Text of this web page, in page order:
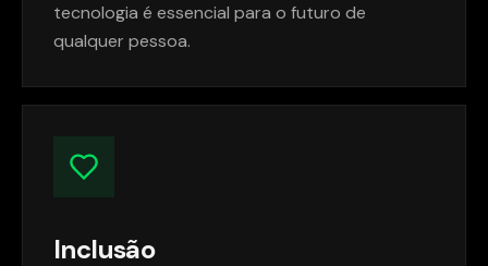
tecnologia é essencial para o futuro de
qualquer pessoa.
Inclusão